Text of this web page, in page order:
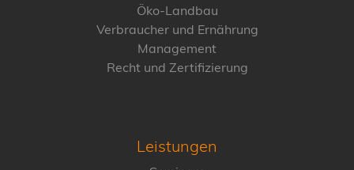
Öko-Landbau
Verbraucher und Ernährung
Management
Recht und Zertifizierung
Leistungen